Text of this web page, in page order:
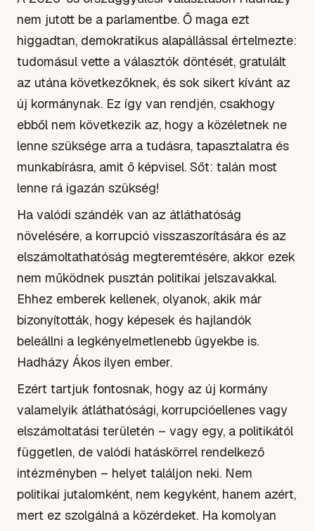
nem jutott be a parlamentbe. Ő maga ezt
higgadtan, demokratikus alapállással értelmezte:
tudomásul vette a választók döntését, gratulált
az utána következőknek, és sok sikert kívánt az
új kormánynak. Ez így van rendjén, csakhogy
ebből nem következik az, hogy a közéletnek ne
lenne szüksége arra a tudásra, tapasztalatra és
munkabírásra, amit ő képvisel. Sőt: talán most
lenne rá igazán szükség!
Ha valódi szándék van az átláthatóság
növelésére, a korrupció visszaszorítására és az
elszámoltathatóság megteremtésére, akkor ezek
nem működnek pusztán politikai jelszavakkal.
Ehhez emberek kellenek, olyanok, akik már
bizonyították, hogy képesek és hajlandók
beleállni a legkényelmetlenebb ügyekbe is.
Hadházy Ákos ilyen ember.
Ezért tartjuk fontosnak, hogy az új kormány
valamelyik átláthatósági, korrupcióellenes vagy
elszámoltatási területén – vagy egy, a politikától
független, de valódi hatáskörrel rendelkező
intézményben – helyet találjon neki. Nem
politikai jutalomként, nem kegyként, hanem azért,
mert ez szolgálná a közérdeket. Ha komolyan